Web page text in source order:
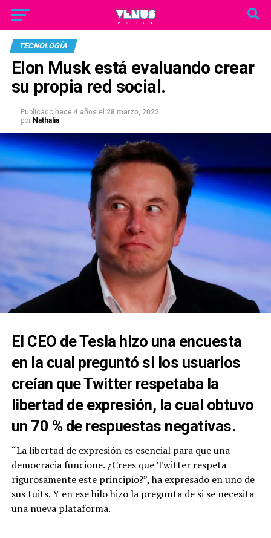
TECNOLOGÍA
Elon Musk está evaluando crear
su propia red social.
Publicado hace 4 años el 28 marzo, 2022
por Nathalia
El CEO de Tesla hizo una encuesta
en la cual preguntó si los usuarios
creían que Twitter respetaba la
libertad de expresión, la cual obtuvo
un 70 % de respuestas negativas.
“La libertad de expresión es esencial para que una
democracia funcione. ¿Crees que Twitter respeta
rigurosamente este principio?”, ha expresado en uno de
sus tuits. Y en ese hilo hizo la pregunta de si se necesita
una nueva plataforma.